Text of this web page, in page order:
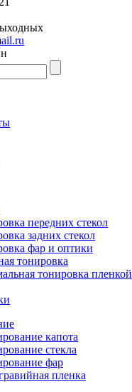
передних стекол
задних стекол
фар и оптики
тонировка
тонировка пленкой
капота
стекла
фар
пленка